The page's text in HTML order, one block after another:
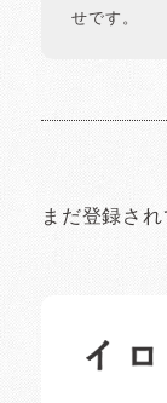
せです。
まだ登録され
日常の様子など